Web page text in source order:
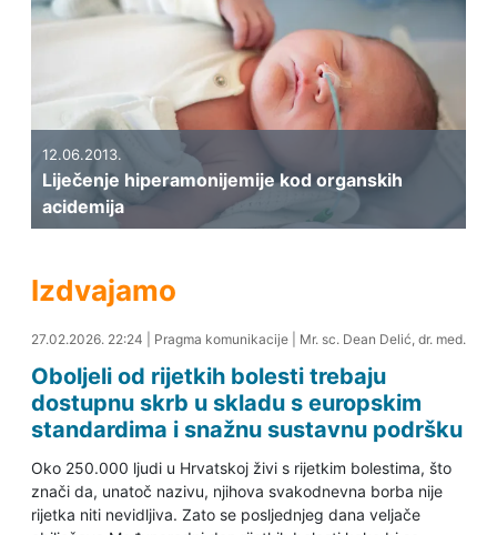
12.06.2013.
Liječenje hiperamonijemije kod organskih
acidemija
Izdvajamo
28.02.2026. 00:40
27.02.2026. 22:24 Pragma komunikacije| Mr. sc. Dean Delić, dr. med.
Oboljeli od rijetkih bolesti trebaju
dostupnu skrb u skladu s europskim
standardima i snažnu sustavnu podršku
Oko 250.000 ljudi u Hrvatskoj živi s rijetkim bolestima, što
znači da, unatoč nazivu, njihova svakodnevna borba nije
rijetka niti nevidljiva. Zato se posljednjeg dana veljače